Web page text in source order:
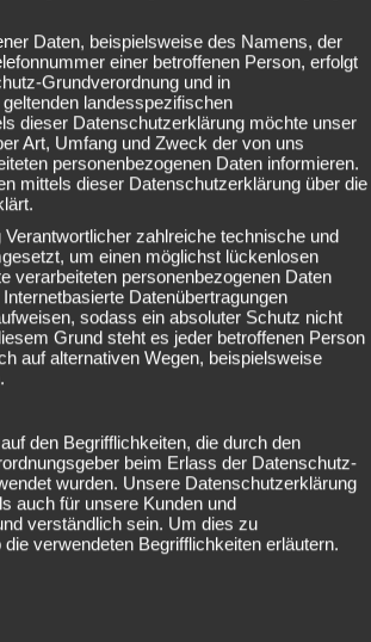
Daten, beispielsweise des Namens, der
einer betroffenen Person, erfolgt
Grundverordnung und in
landesspezifischen
dieser Datenschutzerklärung möchte unser
Art, Umfang und Zweck der von uns
personenbezogenen Daten informieren.
mittels dieser Datenschutzerklärung über die
zahlreiche technische und
um einen möglichst lückenlosen
verarbeiteten personenbezogenen Daten
Datenübertragungen
sodass ein absoluter Schutz nicht
Grund steht es jeder betroffenen Person
auf alternativen Wegen, beispielsweise
den Begrifflichkeiten, die durch den
beim Erlass der Datenschutz-
wurden. Unsere Datenschutzerklärung
auch für unsere Kunden und
verständlich sein. Um dies zu
verwendeten Begrifflichkeiten erläutern.